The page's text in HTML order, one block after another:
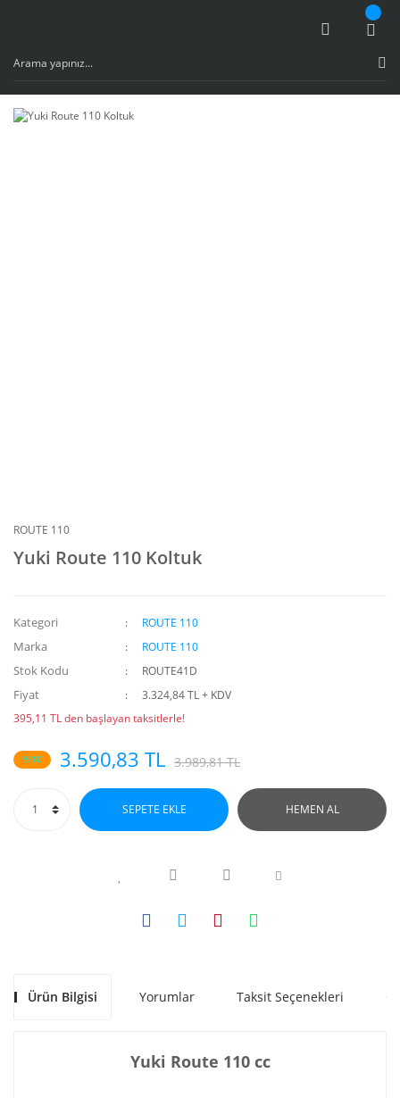
ROUTE 110
Yuki Route 110 Koltuk
Kategori ROUTE 110
Marka ROUTE 110
Stok Kodu ROUTE41D
Fiyat
3.324,84 TL + KDV
395,11 TL den başlayan taksitlerle!
%10 3.590,83 TL 3.989,81 TL
SEPETE EKLE HEMEN AL
Ürün Bilgisi Yorumlar Taksit Seçenekleri
Yuki Route 110 cc